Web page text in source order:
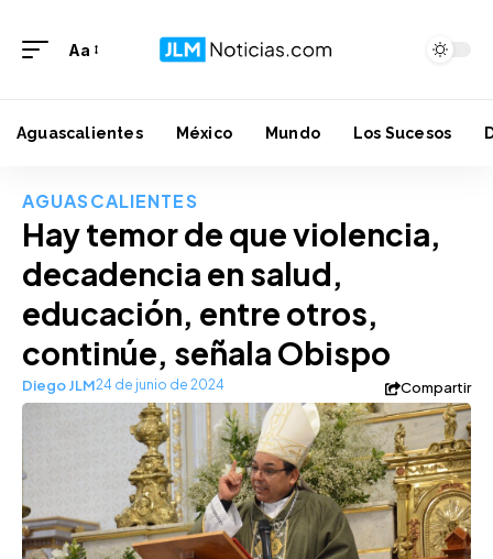
Aa
Aguascalientes México Mundo Los Sucesos
AGUASCALIENTES
Hay temor de que violencia,
decadencia en salud,
educación, entre otros,
continúe, señala Obispo
Diego JLM24 de junio de 2024 Compartir